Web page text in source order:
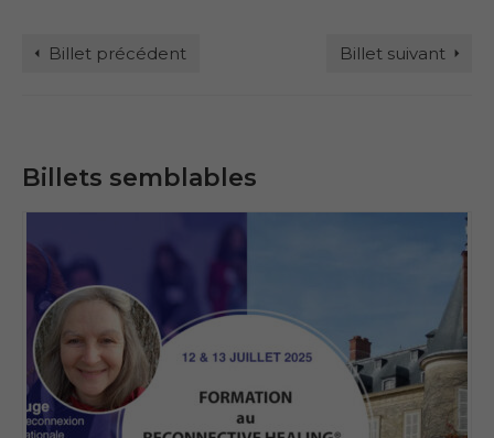
Billet précédent Billet suivant
Billets semblables